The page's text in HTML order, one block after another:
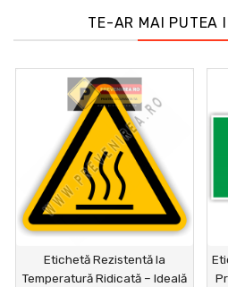
TE-AR MAI PUTEA
Etichetă Rezistentă la
Temperatură Ridicată – Ideală